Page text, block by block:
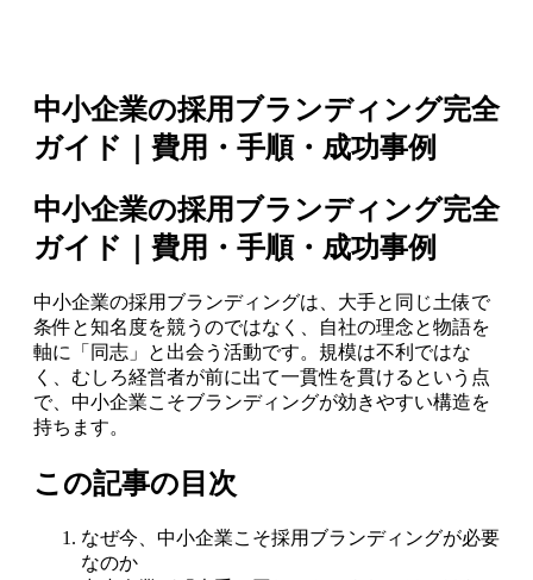
中小企業の採用ブランディング完全
ガイド｜費用・手順・成功事例
中小企業の採用ブランディング完全
ガイド｜費用・手順・成功事例
中小企業の採用ブランディングは、大手と同じ土俵で
条件と知名度を競うのではなく、自社の理念と物語を
軸に「同志」と出会う活動です。規模は不利ではな
く、むしろ経営者が前に出て一貫性を貫けるという点
で、中小企業こそブランディングが効きやすい構造を
持ちます。
この記事の目次
なぜ今、中小企業こそ採用ブランディングが必要
なのか